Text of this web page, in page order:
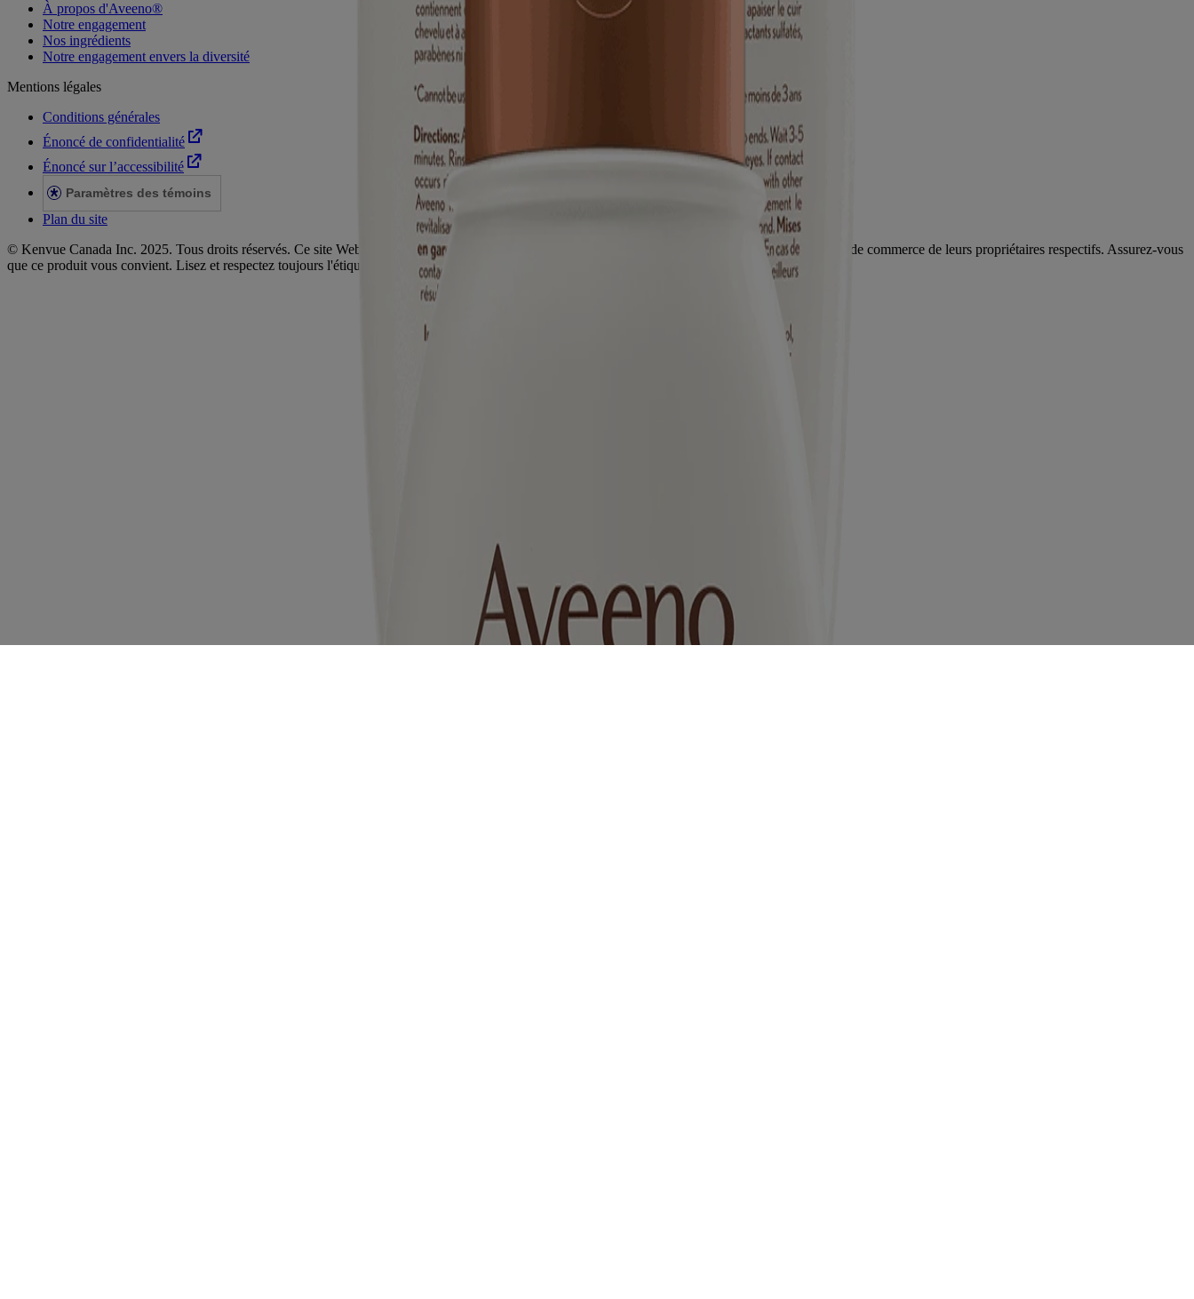
À propos d'Aveeno®
Notre engagement
Nos ingrédients
Notre engagement envers la diversité
Mentions légales
Conditions générales
Énoncé de confidentialité
Énoncé sur l’accessibilité
Paramètres des témoins
Plan du site
© Kenvue Canada Inc. 2025. Tous droits réservés. Ce site Web est destiné aux visiteurs du Canada. Les marques de tiers utilisées ici sont des marques de commerce de leurs propriétaires respectifs. Assurez-vous
que ce produit vous convient. Lisez et respectez toujours l'étiquette.